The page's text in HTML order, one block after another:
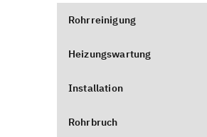
Rohrreinigung
Heizungswartung
Installation
Rohrbruch